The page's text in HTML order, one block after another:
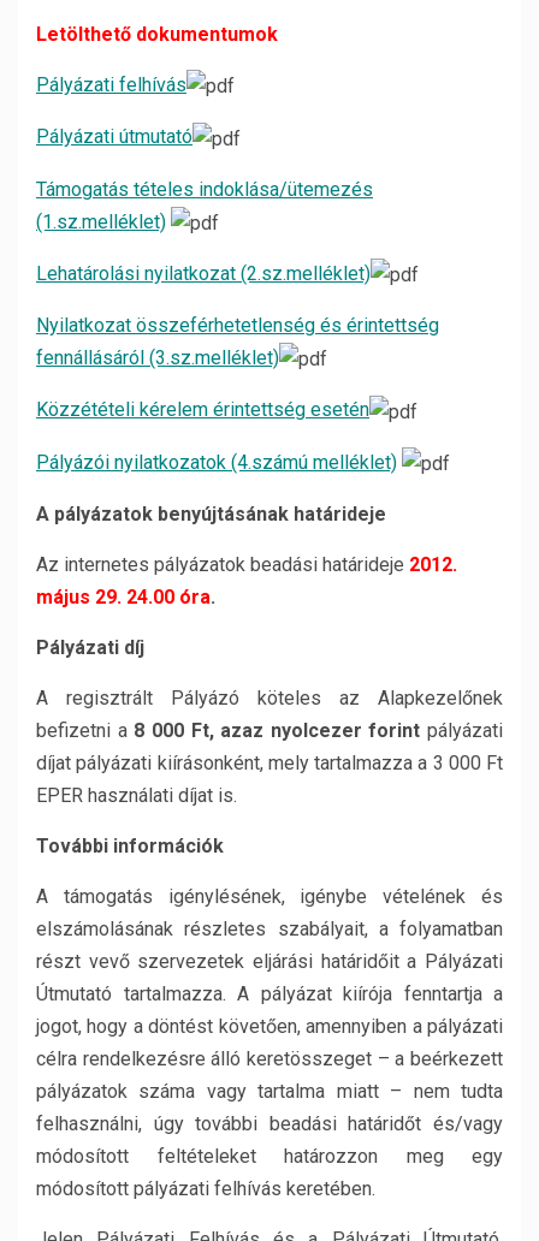
Letölthető dokumentumok
Pályázati felhívás
Pályázati útmutató
Támogatás tételes indoklása/ütemezés
(1.sz.melléklet)
Lehatárolási nyilatkozat (2.sz.melléklet)
Nyilatkozat összeférhetetlenség és érintettség
fennállásáról (3.sz.melléklet)
Közzétételi kérelem érintettség esetén
Pályázói nyilatkozatok (4.számú melléklet)
A pályázatok benyújtásának határideje
Az internetes pályázatok beadási határideje 2012.
május 29. 24.00 óra.
Pályázati díj
A regisztrált Pályázó köteles az Alapkezelőnek
befizetni a 8 000 Ft, azaz nyolcezer forint pályázati
díjat pályázati kiírásonként, mely tartalmazza a 3 000 Ft
EPER használati díjat is.
További információk
A támogatás igénylésének, igénybe vételének és
elszámolásának részletes szabályait, a folyamatban
részt vevő szervezetek eljárási határidőit a Pályázati
Útmutató tartalmazza. A pályázat kiírója fenntartja a
jogot, hogy a döntést követően, amennyiben a pályázati
célra rendelkezésre álló keretösszeget – a beérkezett
pályázatok száma vagy tartalma miatt – nem tudta
felhasználni, úgy további beadási határidőt és/vagy
módosított feltételeket határozzon meg egy
módosított pályázati felhívás keretében.